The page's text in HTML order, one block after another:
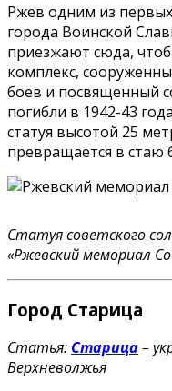
Ржев одним из
города Воинской
приезжают сюда,
комплекс,
боев и посвященный
погибли в 1942-43
статуя высотой 25
превращается в стаю
Статуя советского
«Ржевский мемориал
Город Старица
Статья: Старица–
Верхневолжья